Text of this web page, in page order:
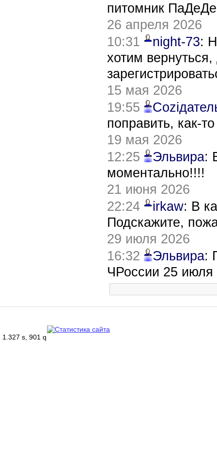
питомник
26 апреля 2026
10:31
night-73:
хотим
15 мая 2026
19:55
поправить, как-
19 мая 2026
12:25
Эльвира:
моментально!!!!
21 июня 2026
22:24
irkaw: В
Подскажите,
29 июля 2026
16:32
Эльвира:
ЧРоссии 25 июля
1.327 s, 901 q